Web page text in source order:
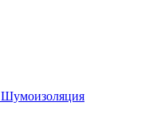
Шумоизоляция